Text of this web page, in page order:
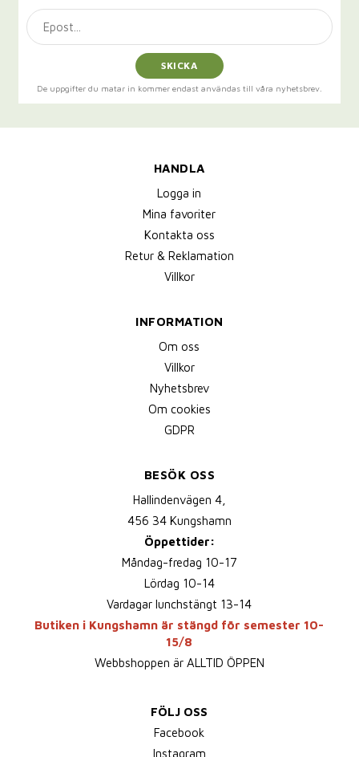
SKICKA
De uppgifter du matar in kommer endast användas till våra nyhetsbrev.
HANDLA
Logga in
Mina favoriter
Kontakta oss
Retur & Reklamation
Villkor
INFORMATION
Om oss
Villkor
Nyhetsbrev
Om cookies
GDPR
BESÖK OSS
Hallindenvägen 4,
456 34 Kungshamn
Öppettider:
Måndag-fredag 10-17
Lördag 10-14
Vardagar lunchstängt 13-14
Butiken i Kungshamn är stängd för semester 10-
15/8
Webbshoppen är ALLTID ÖPPEN
FÖLJ OSS
Facebook
Instagram